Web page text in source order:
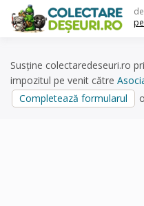
content
Susține colectaredeseuri.ro
impozitul pe venit către
Completează formularul